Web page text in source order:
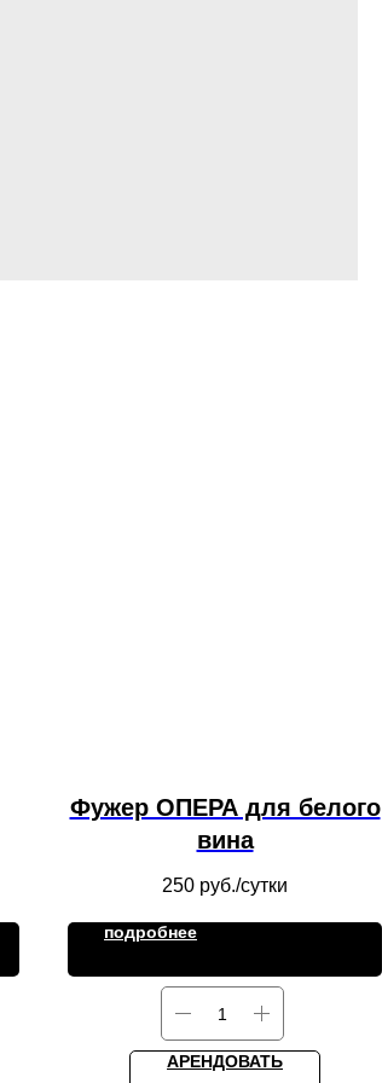
Фужер ОПЕРА для белого
вина
250 руб./сутки
подробнее
АРЕНДОВАТЬ